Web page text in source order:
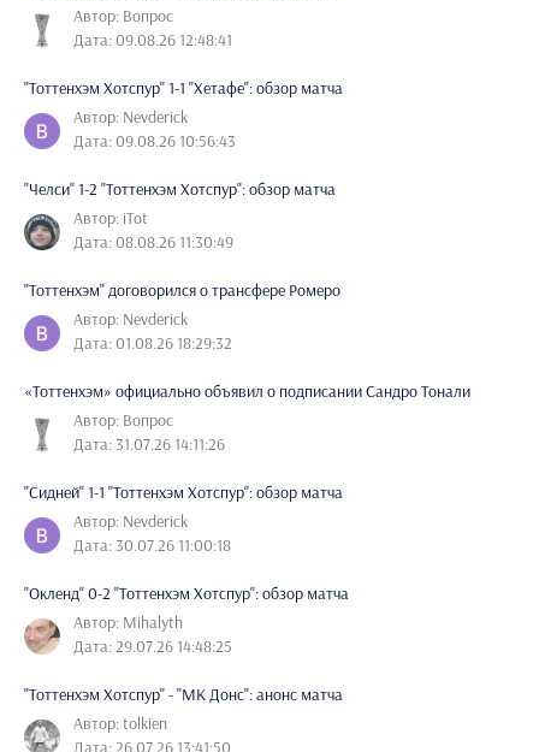
Автор: Вопрос
Дата: 09.08.26 12:48:41
"Тоттенхэм Хотспур" 1-1 "Хетафе": обзор матча
Автор: Nevderick
Дата: 09.08.26 10:56:43
"Челси" 1-2 "Тоттенхэм Хотспур": обзор матча
Автор: iTot
Дата: 08.08.26 11:30:49
"Тоттенхэм" договорился о трансфере Ромеро
Автор: Nevderick
Дата: 01.08.26 18:29:32
«Тоттенхэм» официально объявил о подписании Сандро Тонали
Автор: Вопрос
Дата: 31.07.26 14:11:26
"Сидней" 1-1 "Тоттенхэм Хотспур": обзор матча
Автор: Nevderick
Дата: 30.07.26 11:00:18
"Окленд" 0-2 "Тоттенхэм Хотспур": обзор матча
Автор: Mihalyth
Дата: 29.07.26 14:48:25
"Тоттенхэм Хотспур" - "МК Донс": анонс матча
Автор: tolkien
Дата: 26.07.26 13:41:50